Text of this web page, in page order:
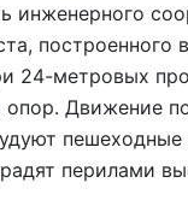
инженерного
построенного
24-метровых
Движение
перилами